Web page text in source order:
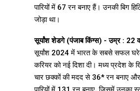
पारियों में 67 रन बनाए हैं। उनकी बिग
जोड़ा था।
सूर्यांश शेडगे (पंजाब किंग्स) - उम्र : 22
सूर्यांश 2024 में भारत के सबसे सफल
करियर को नई दिशा दी। मध्य प्रदेश
चार छक्कों की मदद से 36* रन बनाए